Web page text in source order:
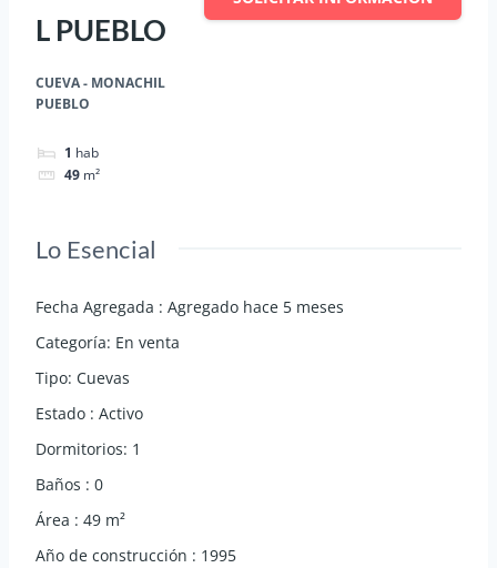
L PUEBLO
CUEVA - MONACHIL
PUEBLO
1 hab
49 m²
Lo Esencial
Fecha Agregada : Agregado hace 5 meses
Categoría: En venta
Tipo: Cuevas
Estado : Activo
Dormitorios: 1
Baños : 0
Área : 49 m²
Año de construcción : 1995